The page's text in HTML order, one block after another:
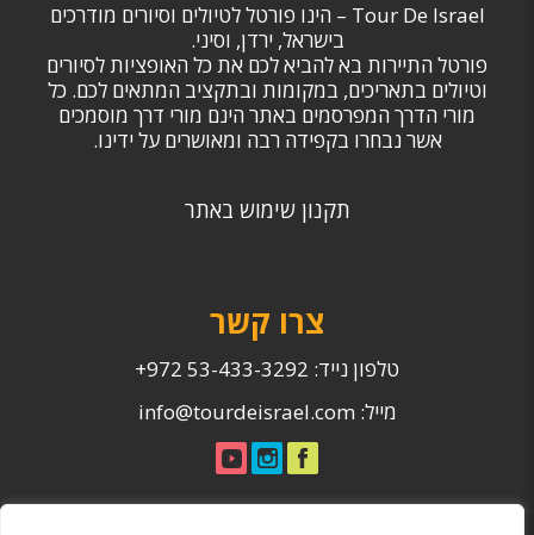
Tour De Israel – הינו פורטל לטיולים וסיורים מודרכים
בישראל, ירדן, וסיני.
פורטל התיירות בא להביא לכם את כל האופציות לסיורים
וטיולים בתאריכים, במקומות ובתקציב המתאים לכם. כל
מורי הדרך המפרסמים באתר הינם מורי דרך מוסמכים
אשר נבחרו בקפידה רבה ומאושרים על ידינו.
תקנון שימוש באתר
צרו קשר
טלפון נייד: 53-433-3292 972+
מייל: info@tourdeisrael.com